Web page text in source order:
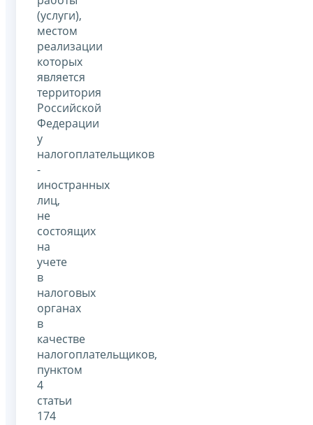
(услуги),
местом
реализации
которых
является
территория
Российской
Федерации
у
налогоплательщиков
-
иностранных
лиц,
не
состоящих
на
учете
в
налоговых
органах
в
качестве
налогоплательщиков,
пунктом
4
статьи
174